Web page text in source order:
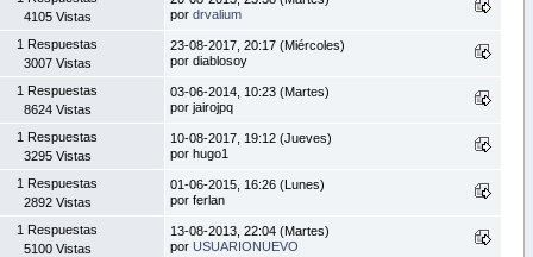
4105 Vistas
por drvalium
1 Respuestas
3007 Vistas
23-08-2017, 20:17 (Miércoles)
por diablosoy
1 Respuestas
8624 Vistas
03-06-2014, 10:23 (Martes)
por jairojpq
1 Respuestas
3295 Vistas
10-08-2017, 19:12 (Jueves)
por hugo1
1 Respuestas
2892 Vistas
01-06-2015, 16:26 (Lunes)
por ferlan
1 Respuestas
5100 Vistas
13-08-2013, 22:04 (Martes)
por USUARIONUEVO